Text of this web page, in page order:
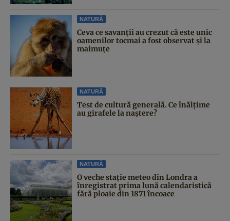
NATURĂ
Ceva ce savanții au crezut că este unic
oamenilor tocmai a fost observat și la
maimuțe
NATURĂ
Test de cultură generală. Ce înălțime
au girafele la naștere?
NATURĂ
O veche stație meteo din Londra a
înregistrat prima lună calendaristică
fără ploaie din 1871 încoace